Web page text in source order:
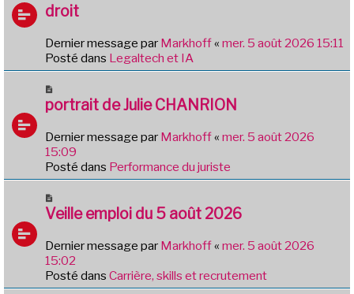
s
g
e
u
v
a
u
s
a
g
e
droit
Dernier message par Markhoff« mer. 5 août 2026 15:11
Posté dans Legaltech et IA
o
v
e
a
u
e
s
a
g
e
portrait de Julie CHANRION
Dernier message par Markhoff« mer. 5 août 2026
15:09
Posté dans Performance du juriste
o
v
e
a
u
Veille emploi du 5 août 2026
Dernier message par Markhoff« mer. 5 août 2026
15:02
Posté dans Carrière, skills et recrutement